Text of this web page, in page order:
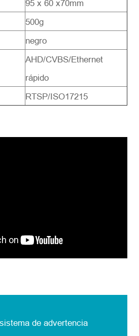
95 x 60 x70mm
500g
negro
AHD/CVBS/Ethernet
rápido
RTSP/ISO17215
de advertencia